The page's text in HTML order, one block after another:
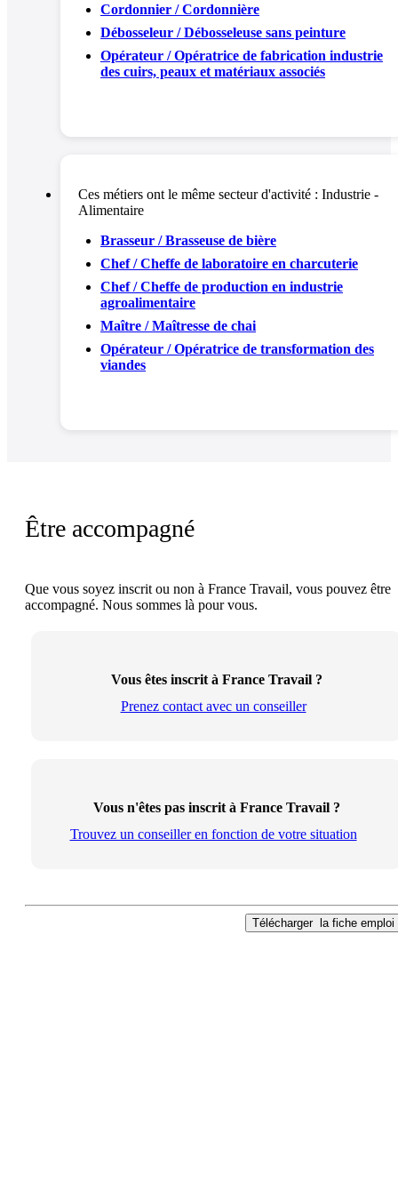
Cordonnier / Cordonnière
Débosseleur / Débosseleuse sans peinture
Opérateur / Opératrice de fabrication industrie
des cuirs, peaux et matériaux associés
Ces métiers ont le même secteur d'activité : Industrie -
Alimentaire
Brasseur / Brasseuse de bière
Chef / Cheffe de laboratoire en charcuterie
Chef / Cheffe de production en industrie
agroalimentaire
Maître / Maîtresse de chai
Opérateur / Opératrice de transformation des
viandes
Être accompagné
Que vous soyez inscrit ou non à France Travail, vous pouvez être
accompagné. Nous sommes là pour vous.
Vous êtes inscrit à France Travail ?
Prenez contact avec un conseiller
Vous n'êtes pas inscrit à France Travail ?
Trouvez un conseiller en fonction de votre situation
Télécharger la fiche emploi